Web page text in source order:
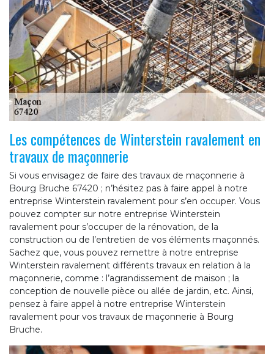
Les compétences de Winterstein ravalement en
travaux de maçonnerie
Si vous envisagez de faire des travaux de maçonnerie à
Bourg Bruche 67420 ; n’hésitez pas à faire appel à notre
entreprise Winterstein ravalement pour s’en occuper. Vous
pouvez compter sur notre entreprise Winterstein
ravalement pour s’occuper de la rénovation, de la
construction ou de l’entretien de vos éléments maçonnés.
Sachez que, vous pouvez remettre à notre entreprise
Winterstein ravalement différents travaux en relation à la
maçonnerie, comme : l’agrandissement de maison ; la
conception de nouvelle pièce ou allée de jardin, etc. Ainsi,
pensez à faire appel à notre entreprise Winterstein
ravalement pour vos travaux de maçonnerie à Bourg
Bruche.